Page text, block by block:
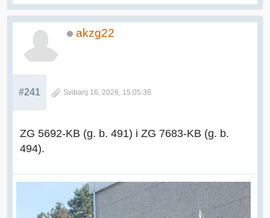
akzg22
#241 Svibanj 16, 2026, 15:05:36
ZG 5692-KB (g. b. 491) i ZG 7683-KB (g. b.
494).